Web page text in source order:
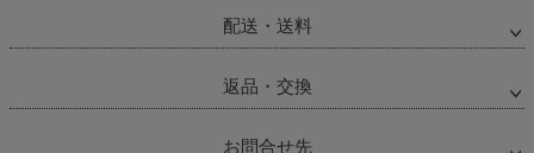
配送・送料
返品・交換
お問合せ先